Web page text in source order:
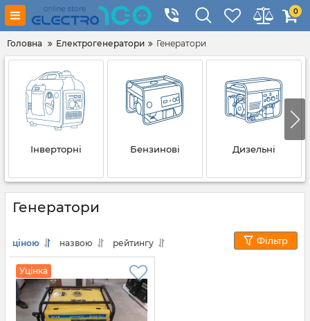
0
Головна Електрогенератори Генератори
Інверторні Бензинові Дизельні
Генератори
ціною назвою рейтингу Фільтр
Уцінка